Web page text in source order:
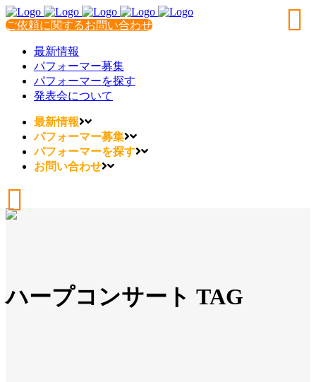
ご依頼に関するお問い合わせ
最新情報
パフォーマー募集
パフォーマーを探す
発表会について
最新情報
パフォーマー募集
パフォーマーを探す
お問い合わせ
ハープコンサート TAG